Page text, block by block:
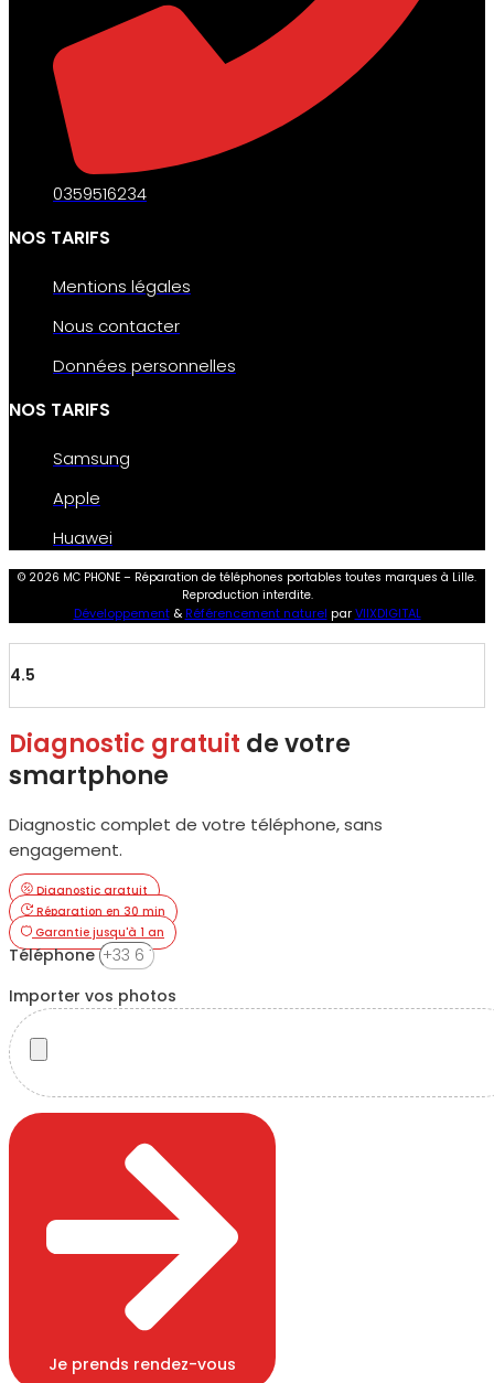
0359516234
NOS TARIFS
Mentions légales
Nous contacter
Données personnelles
NOS TARIFS
Samsung
Apple
Huawei
© 2026 MC PHONE – Réparation de téléphones portables toutes marques à Lille.
Reproduction interdite.
Développement& Référencement naturel parVIIXDIGITAL
4.5
Diagnostic gratuit de votre
smartphone
Diagnostic complet de votre téléphone, sans
engagement.
Diagnostic gratuit
Réparation en 30 min
Garantie jusqu'à 1 an
Téléphone
Importer vos photos
Je prends rendez-vous